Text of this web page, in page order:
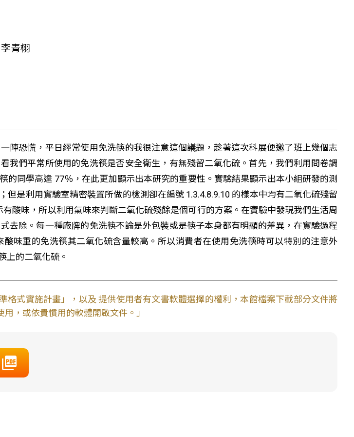
青栩
陣恐慌，平日經常使用免洗筷的我很注意這個議題，趁著這次科展便邀了班上幾個志
我們平常所使用的免洗筷是否安全衛生，有無殘留二氧化硫。首先，我們利用問卷調
同學高達 77％，在此更加顯示出本研究的重要性。實驗結果顯示出本小組研發的測
是利用實驗室精密裝置所做的檢測卻在編號 1.3.4.8.9.10 的樣本中均有二氧化硫殘留
酸味，所以利用氣味來判斷二氧化硫殘餘是個可行的方案。在實驗中發現我們生活周
去除。每一種廠牌的免洗筷不論是外包裝或是筷子本身都有明顯的差異，在實驗過程
味重的免洗筷其二氧化硫含量較高。所以消費者在使用免洗筷時可以特別的注意外
上的二氧化硫。
格式實施計畫」，以及 提供使用者有文書軟體選擇的權利，本館檔案下載部分文件將
，或依貴慣用的軟體開啟文件。」